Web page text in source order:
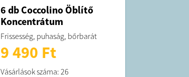
6 db Coccolino Öblítő
Koncentrátum
Frissesség, puhaság, bőrbarát
9 490 Ft
Vásárlások száma: 26